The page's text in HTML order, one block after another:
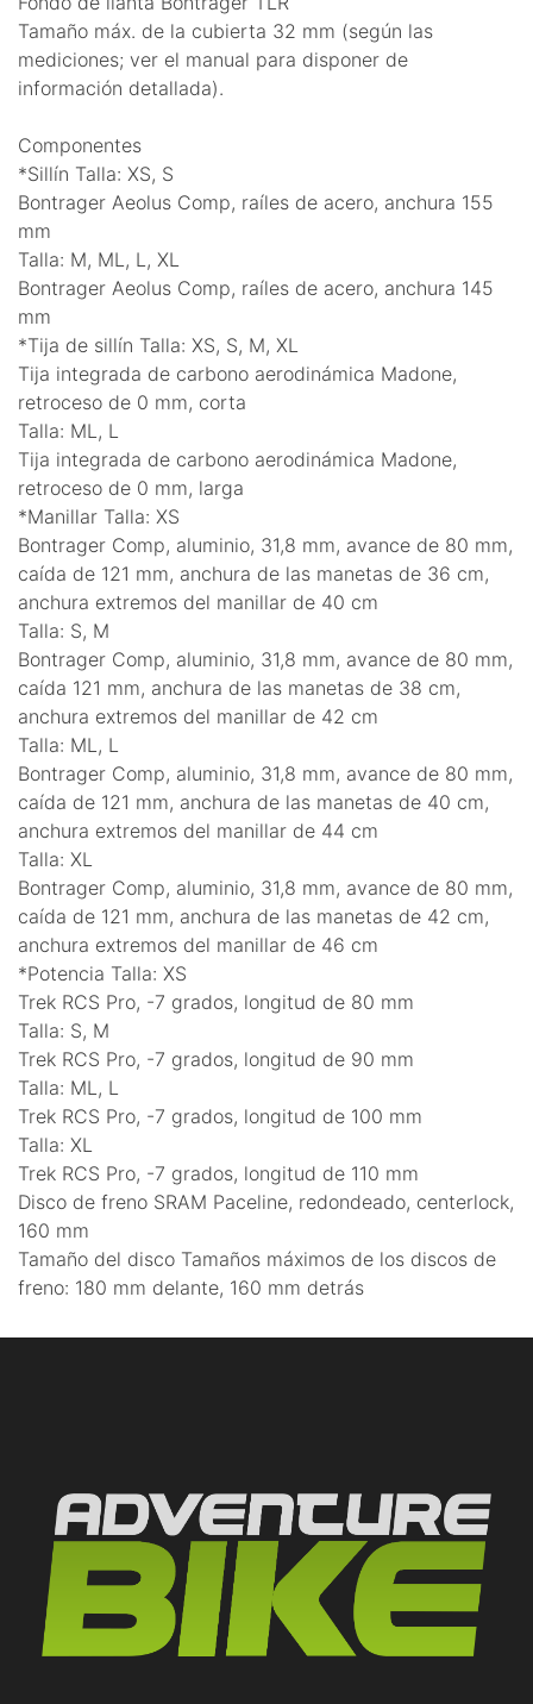
Tamaño máx. de la cubierta 32 mm (según las
mediciones; ver el manual para disponer de
información detallada).
Componentes
*Sillín Talla: XS, S
Bontrager Aeolus Comp, raíles de acero, anchura 155
mm
Talla: M, ML, L, XL
Bontrager Aeolus Comp, raíles de acero, anchura 145
mm
*Tija de sillín Talla: XS, S, M, XL
Tija integrada de carbono aerodinámica Madone,
retroceso de 0 mm, corta
Talla: ML, L
Tija integrada de carbono aerodinámica Madone,
retroceso de 0 mm, larga
*Manillar Talla: XS
Bontrager Comp, aluminio, 31,8 mm, avance de 80 mm,
caída de 121 mm, anchura de las manetas de 36 cm,
anchura extremos del manillar de 40 cm
Talla: S, M
Bontrager Comp, aluminio, 31,8 mm, avance de 80 mm,
caída 121 mm, anchura de las manetas de 38 cm,
anchura extremos del manillar de 42 cm
Talla: ML, L
Bontrager Comp, aluminio, 31,8 mm, avance de 80 mm,
caída de 121 mm, anchura de las manetas de 40 cm,
anchura extremos del manillar de 44 cm
Talla: XL
Bontrager Comp, aluminio, 31,8 mm, avance de 80 mm,
caída de 121 mm, anchura de las manetas de 42 cm,
anchura extremos del manillar de 46 cm
*Potencia Talla: XS
Trek RCS Pro, -7 grados, longitud de 80 mm
Talla: S, M
Trek RCS Pro, -7 grados, longitud de 90 mm
Talla: ML, L
Trek RCS Pro, -7 grados, longitud de 100 mm
Talla: XL
Trek RCS Pro, -7 grados, longitud de 110 mm
Disco de freno SRAM Paceline, redondeado, centerlock,
160 mm
Tamaño del disco Tamaños máximos de los discos de
freno: 180 mm delante, 160 mm detrás